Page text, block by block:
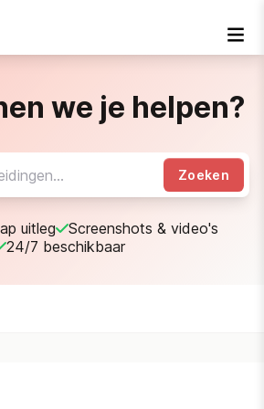
we je helpen?
Zoeken
uitleg
Screenshots & video's
24/7 beschikbaar